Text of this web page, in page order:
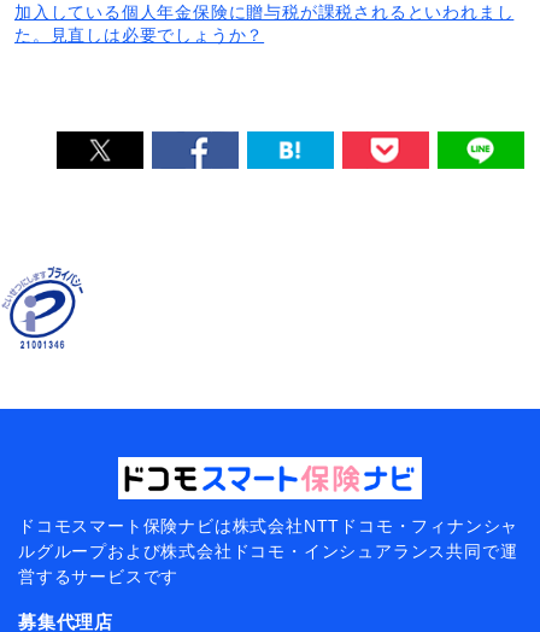
加入している個人年金保険に贈与税が課税されるといわれまし
た。見直しは必要でしょうか？
ドコモスマート保険ナビは株式会社NTTドコモ・フィナンシャ
ルグループおよび株式会社ドコモ・インシュアランス共同で運
営するサービスです
募集代理店